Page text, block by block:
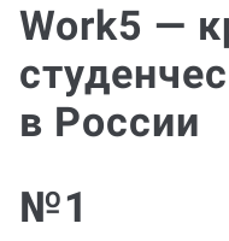
Work5 —
в России
№1